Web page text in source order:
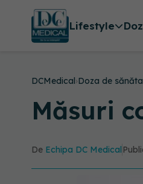
Lifestyle
DCMedical›Doza de
Măsuri
De Echipa DC Medical